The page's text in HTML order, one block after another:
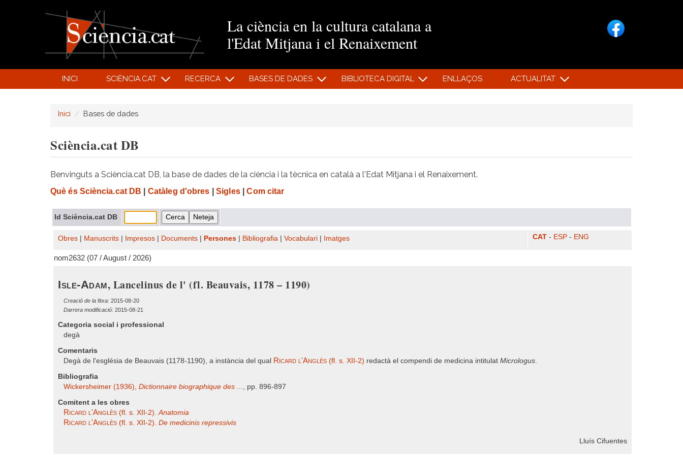
La ciència en la cultura catalana a
l'Edat Mitjana i el Renaixement
INICI SCIÈNCIA.CAT RECERCA BASES DE DADES BIBLIOTECA DIGITAL ENLLAÇOS ACTUALITAT
Inici Bases de dades
Sciència.cat DB
Benvinguts a Sciència.cat DB, la base de dades de la ciència i la tècnica en català a l'Edat Mitjana i el Renaixement.
Què és Sciència.cat DB Catàleg d'obres Sigles| Com citar
Id Sciència.cat DB
Obres Manuscrits Impresos Documents Persones Bibliografia Vocabulari Imatges CAT - ESP - ENG
nom2632 (07 / August / 2026)
Isle-Adam, Lancelinus de l' (fl. Beauvais, 1178 – 1190)
Creació de la fitxa: 2015-08-20
Darrera modificació: 2015-08-21
Categoria social i professional
degà
Comentaris
Degà de l'església de Beauvais (1178-1190), a instància del qual Ricard l'Anglès (fl. s. XII-2) redactà el compendi de medicina intitulat Micrologus.
Bibliografia
Wickersheimer (1936), Dictionnaire biographique des ... , pp. 896-897
Comitent a les obres
Ricard l'Anglès (fl. s. XII-2).Anatomia
Ricard l'Anglès (fl. s. XII-2). De medicinis repressivis
Lluís Cifuentes